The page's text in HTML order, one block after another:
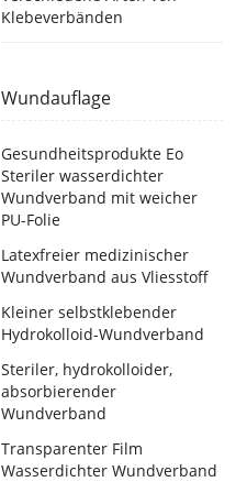
Klebeverbänden
Wundauflage
Gesundheitsprodukte Eo
Steriler wasserdichter
Wundverband mit weicher
PU-Folie
Latexfreier medizinischer
Wundverband aus Vliesstoff
Kleiner selbstklebender
Hydrokolloid-Wundverband
Steriler, hydrokolloider,
absorbierender
Wundverband
Transparenter Film
Wasserdichter Wundverband